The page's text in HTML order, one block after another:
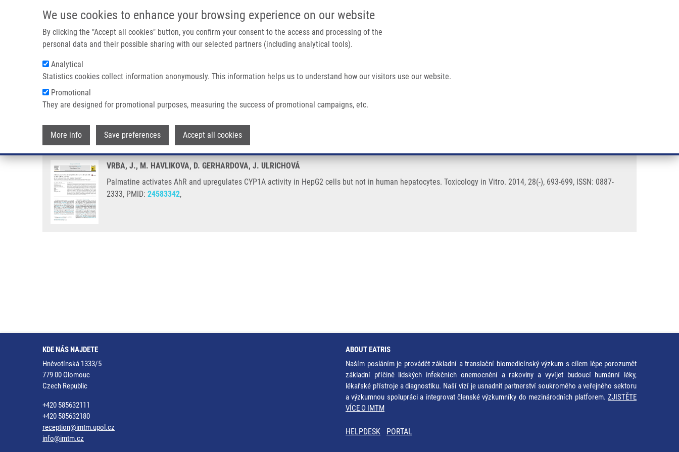
We use cookies to enhance your browsing experience on our website
By clicking the "Accept all cookies" button, you confirm your consent to the access and processing of the
personal data and their possible sharing with our selected partners (including analytical tools).
Analytical
Statistics cookies collect information anonymously. This information helps us to understand how our visitors use our website.
Promotional
They are designed for promotional purposes, measuring the success of promotional campaigns, etc.
More info Save preferences Accept all cookies
IMTM PORTÁL
Main navigation
Drobečková navigace
Domů Palmatine Activates AhR And Upregulates CYP1A Activity In HepG2 Cells But Not In Human Hepatocytes
Palmatine activates AhR and upregulates CYP1A activity in HepG2 cells but not in human hepatocytes
VRBA, J., M. HAVLIKOVA, D. GERHARDOVA, J. ULRICHOVÁ
Palmatine activates AhR and upregulates CYP1A activity in HepG2 cells but not in human hepatocytes. Toxicology in Vitro. 2014, 28(-), 693-699, ISSN: 0887-
2333, PMID: 24583342,
KDE NÁS NAJDETE
Hněvotínská 1333/5
779 00 Olomouc
Czech Republic
+420 585632111
+420 585632180
reception@imtm.upol.cz
info@imtm.cz
ABOUT EATRIS
Naším posláním je provádět základní a translační biomedicínský výzkum s cílem lépe porozumět
základní příčině lidských infekčních onemocnění a rakoviny a vyvíjet budoucí humánní léky,
lékařské přístroje a diagnostiku. Naší vizí je usnadnit partnerství soukromého a veřejného sektoru
a výzkumnou spolupráci a integrovat členské výzkumníky do mezinárodních platforem. ZJISTĚTE
VÍCE O IMTM
HELPDESK PORTAL